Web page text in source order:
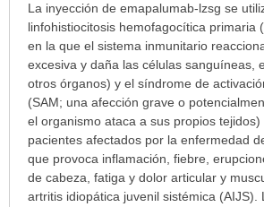
¿Para
cuáles
condiciones
enfermedades
prescribe
este
medicamento?
sido
La inyección de emapalumab-lzsg se
linfohistiocitosis hemofagocítica primaria
en la que el sistema inmunitario
excesiva y daña las células sanguíneas,
otros órganos) y el síndrome de
(SAM; una afección grave o
el organismo ataca a sus propios
pacientes afectados por la enfermedad
que provoca inflamación, fiebre,
de cabeza, fatiga y dolor articular y
artritis idiopática juvenil sistémica (AIJS).